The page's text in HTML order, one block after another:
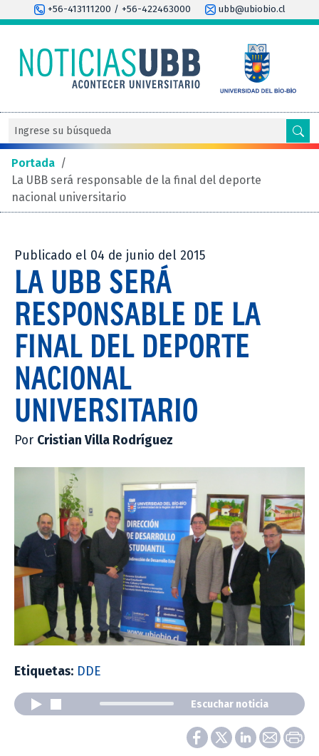
+56-413111200 / +56-422463000 ubb@ubiobio.cl
Portada /
La UBB será responsable de la final del deporte
nacional universitario
Publicado el 04 de junio del 2015
LA UBB SERÁ
RESPONSABLE DE LA
FINAL DEL DEPORTE
NACIONAL
UNIVERSITARIO
Por Cristian Villa Rodríguez
Etiquetas: DDE
Escuchar noticia